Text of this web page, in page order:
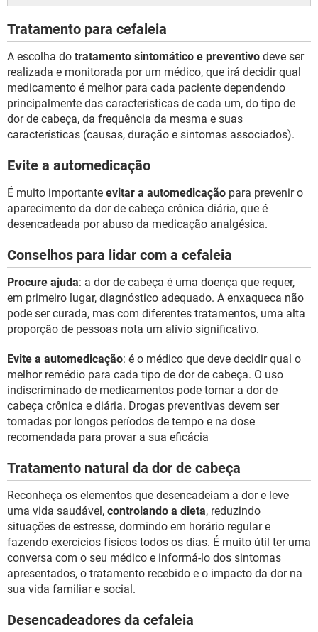
Tratamento para cefaleia
A escolha do tratamento sintomático e preventivo deve ser
realizada e monitorada por um médico, que irá decidir qual
medicamento é melhor para cada paciente dependendo
principalmente das características de cada um, do tipo de
dor de cabeça, da frequência da mesma e suas
características (causas, duração e sintomas associados).
Evite a automedicação
É muito importante evitar a automedicação para prevenir o
aparecimento da dor de cabeça crônica diária, que é
desencadeada por abuso da medicação analgésica.
Conselhos para lidar com a cefaleia
Procure ajuda: a dor de cabeça é uma doença que requer,
em primeiro lugar, diagnóstico adequado. A enxaqueca não
pode ser curada, mas com diferentes tratamentos, uma alta
proporção de pessoas nota um alívio significativo.
Evite a automedicação: é o médico que deve decidir qual o
melhor remédio para cada tipo de dor de cabeça. O uso
indiscriminado de medicamentos pode tornar a dor de
cabeça crônica e diária. Drogas preventivas devem ser
tomadas por longos períodos de tempo e na dose
recomendada para provar a sua eficácia
Tratamento natural da dor de cabeça
Reconheça os elementos que desencadeiam a dor e leve
uma vida saudável, controlando a dieta, reduzindo
situações de estresse, dormindo em horário regular e
fazendo exercícios físicos todos os dias. É muito útil ter uma
conversa com o seu médico e informá-lo dos sintomas
apresentados, o tratamento recebido e o impacto da dor na
sua vida familiar e social.
Desencadeadores da cefaleia